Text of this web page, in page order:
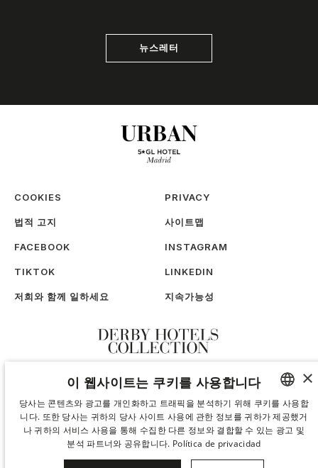
뉴스레터
COOKIES PRIVACY
법적 고지 사이트맵
FACEBOOK INSTAGRAM
TIKTOK LINKEDIN
저희와 함께 일하세요 지속가능성
SPANISH
ENGLISH
×
이 웹사이트는 쿠키를 사용합니다
당사는 콘텐츠와 광고를 개인화하고 트래픽을 분석하기 위해 쿠키를 사용합
니다. 또한 당사는 귀하의 당사 사이트 사용에 관한 정보를 귀하가 제공했거
나 귀하의 서비스 사용을 통해 수집한 다른 정보와 결합할 수 있는 광고 및
분석 파트너와 공유합니다. Política de privacidad